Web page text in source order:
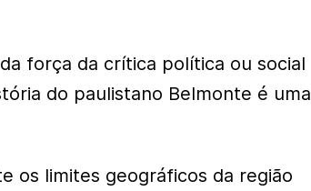
força da crítica política ou social
do paulistano Belmonte é uma
os limites geográficos da região